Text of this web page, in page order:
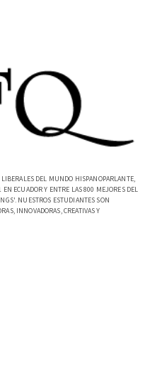
DEL MUNDO HISPANOPARLANTE,
ECUADOR Y ENTRE LAS 800 MEJORES DEL
NUESTROS ESTUDIANTES SON
INNOVADORAS, CREATIVAS Y